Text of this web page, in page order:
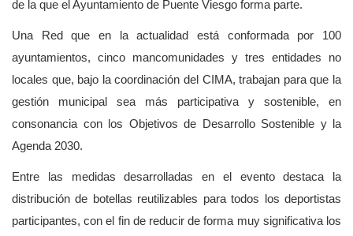
de la que el Ayuntamiento de Puente Viesgo forma parte.
Una Red que en la actualidad está conformada por 100
ayuntamientos, cinco mancomunidades y tres entidades no
locales que, bajo la coordinación del CIMA, trabajan para que la
gestión municipal sea más participativa y sostenible, en
consonancia con los Objetivos de Desarrollo Sostenible y la
Agenda 2030.
Entre las medidas desarrolladas en el evento destaca la
distribución de botellas reutilizables para todos los deportistas
participantes, con el fin de reducir de forma muy significativa los